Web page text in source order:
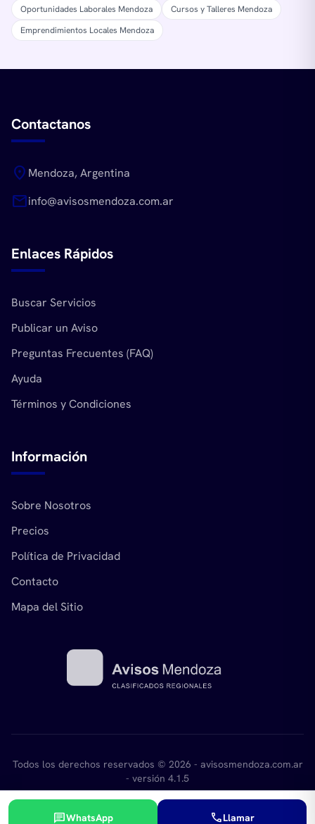
chatWhatsApp callLlamar
Oportunidades Laborales Mendoza
Cursos y Talleres Mendoza
Emprendimientos Locales Mendoza
Contactanos
location_on Mendoza, Argentina
mailinfo@avisosmendoza.com.ar
Enlaces Rápidos
Buscar Servicios
Publicar un Aviso
Preguntas Frecuentes (FAQ)
Ayuda
Términos y Condiciones
Información
Sobre Nosotros
Precios
Política de Privacidad
Contacto
Mapa del Sitio
Todos los derechos reservados © 2026 - avisosmendoza.com.ar
- versión 4.1.5
Desarrollado pormikant.com.ar